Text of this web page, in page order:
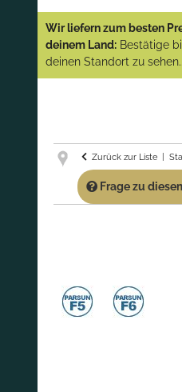
(Abverkauf)!
GARANTIE UND
Artikeln einfach an!
Wir liefern zum besten
deinem Land: Bestätige
deinen Standort zu
Zurück zur Liste
Frage zu